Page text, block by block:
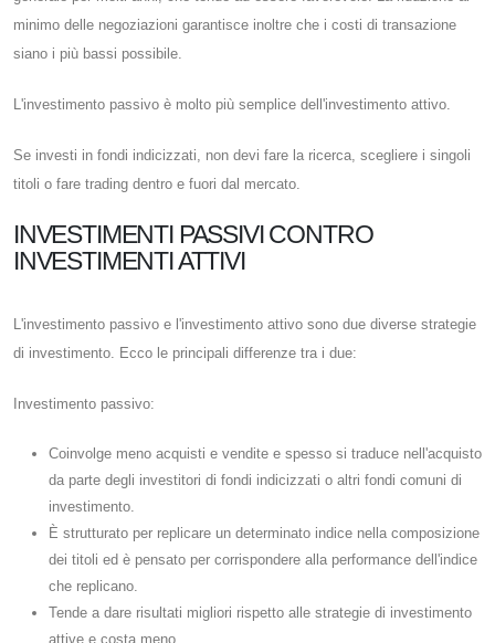
minimo delle negoziazioni garantisce inoltre che i costi di transazione
siano i più bassi possibile.
L'investimento passivo è molto più semplice dell'investimento attivo.
Se investi in fondi indicizzati, non devi fare la ricerca, scegliere i singoli
titoli o fare trading dentro e fuori dal mercato.
INVESTIMENTI PASSIVI CONTRO
INVESTIMENTI ATTIVI
L'investimento passivo e l'investimento attivo sono due diverse strategie
di investimento. Ecco le principali differenze tra i due:
Investimento passivo:
Coinvolge meno acquisti e vendite e spesso si traduce nell'acquisto
da parte degli investitori di fondi indicizzati o altri fondi comuni di
investimento.
È strutturato per replicare un determinato indice nella composizione
dei titoli ed è pensato per corrispondere alla performance dell'indice
che replicano.
Tende a dare risultati migliori rispetto alle strategie di investimento
attive e costa meno.